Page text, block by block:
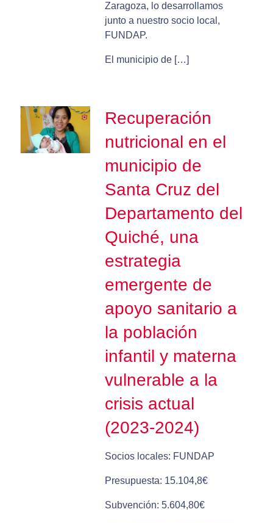
Zaragoza, lo desarrollamos
junto a nuestro socio local,
FUNDAP.
El municipio de […]
Recuperación
nutricional en el
municipio de
Santa Cruz del
Departamento del
Quiché, una
estrategia
emergente de
apoyo sanitario a
la población
infantil y materna
vulnerable a la
crisis actual
(2023-2024)
Socios locales: FUNDAP
Presupuesta: 15.104,8€
Subvención: 5.604,80€